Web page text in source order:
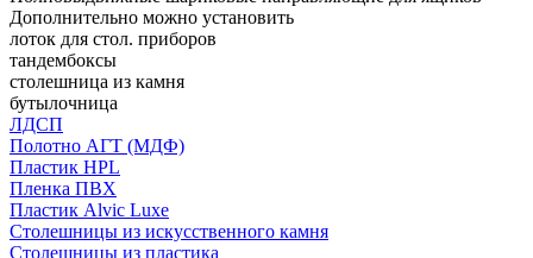
Дополнительно можно установить
лоток для стол. приборов
тандембоксы
столешница из камня
бутылочница
ЛДСП
Полотно АГТ (МДФ)
Пластик HPL
Пленка ПВХ
Пластик Alvic Luxe
Столешницы из искусственного камня
Столешницы из пластика